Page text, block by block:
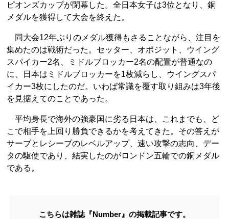
ピオンズカップが閉幕した。全日本女子は3位となり、銅
メダルを獲得して大会を終えた。
同大会12年ぶりのメダル獲得もさることながら、注目を
集めたのは戦術だった。セッター、オポジット、ウイング
スパイカー2名、ミドルブロッカー2名の配置が普通なの
に、日本はミドルブロッカーを1枚減らし、ウイングスパ
イカー3枚にしたのだ。いわば常識を覆す取り組みは3年後
を見据えてのことであった。
平均身長で海外の強豪国に劣る日本は、これまでも、ど
こで相手を上回り勝負できるかを考えてきた。その答えが
サーブとレシーブのレベルアップ、速い攻撃の志向、デー
タの駆使であり、結実したのがロンドン五輪での銅メダル
である。
こちらは雑誌『Number』の掲載記事です。